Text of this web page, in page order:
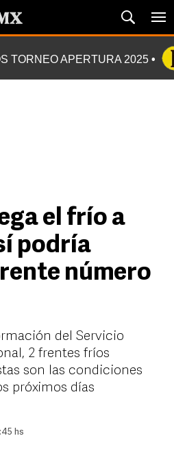
TORNEO APERTURA 2025
el frío a
podría
número
del Servicio
2 frentes fríos
son las condiciones
próximos días
hs